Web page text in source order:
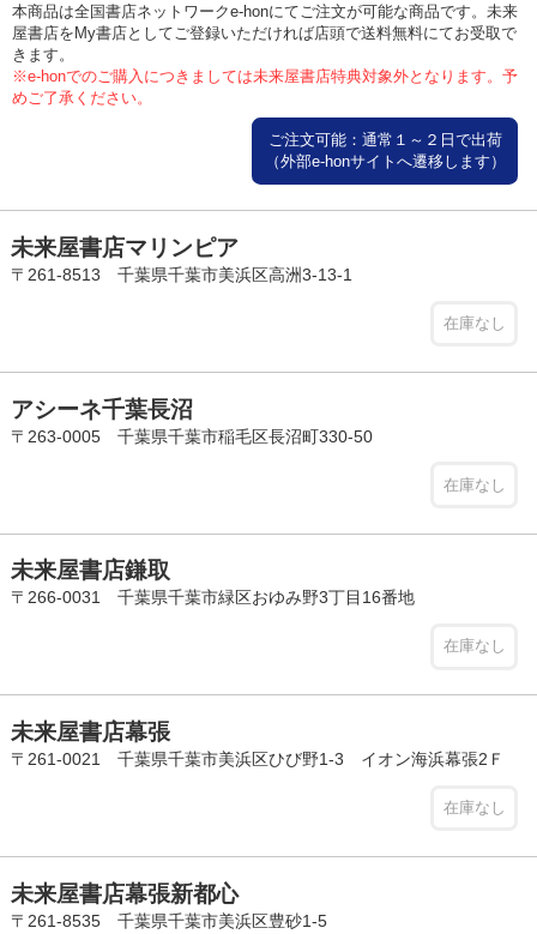
本商品は全国書店ネットワークe-honにてご注文が可能な商品です。未来
屋書店をMy書店としてご登録いただければ店頭で送料無料にてお受取で
きます。
※e-honでのご購入につきましては未来屋書店特典対象外となります。予
めご了承ください。
ご注文可能：通常１～２日で出荷
（外部e-honサイトへ遷移します）
未来屋書店マリンピア
〒261-8513 千葉県千葉市美浜区高洲3-13-1
在庫なし
アシーネ千葉長沼
〒263-0005 千葉県千葉市稲毛区長沼町330-50
在庫なし
未来屋書店鎌取
〒266-0031 千葉県千葉市緑区おゆみ野3丁目16番地
在庫なし
未来屋書店幕張
〒261-0021 千葉県千葉市美浜区ひび野1-3 イオン海浜幕張2Ｆ
在庫なし
未来屋書店幕張新都心
〒261-8535 千葉県千葉市美浜区豊砂1-5